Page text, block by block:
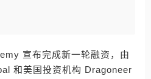
宣布完成新一轮融资，由
和美国投资机构 Dragoneer